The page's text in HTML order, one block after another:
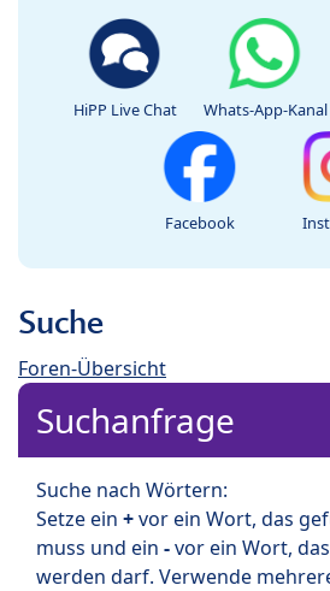
HiPP Live Chat Whats-App-Kanal
Facebook
Suche
Foren-Übersicht
Suchanfrage
Suche nach Wörtern:
Setze ein +vor ein Wort, das
muss und ein -vor ein Wort,
werden darf. Verwende